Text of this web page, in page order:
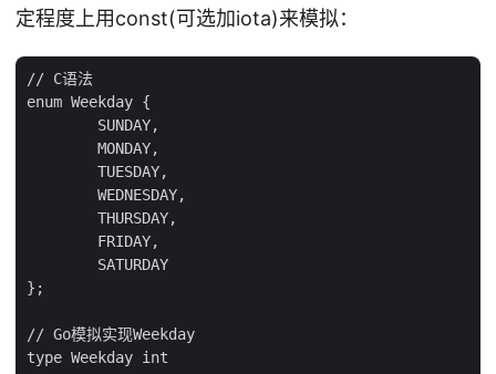
定程度上用const(可选加iota)来模拟：
// C语法
enum Weekday {
        SUNDAY,
        MONDAY,
        TUESDAY,
        WEDNESDAY,
        THURSDAY,
        FRIDAY,
        SATURDAY
};
// Go模拟实现Weekday
type Weekday int